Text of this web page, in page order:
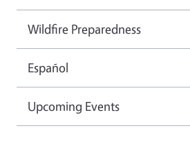
Wildfire Preparedness
Español
Upcoming Events